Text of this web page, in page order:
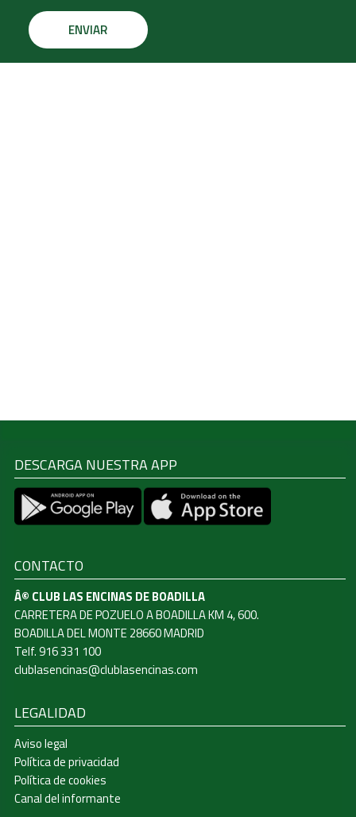
DESCARGA NUESTRA APP
CONTACTO
Â© CLUB LAS ENCINAS DE BOADILLA
CARRETERA DE POZUELO A BOADILLA KM 4, 600.
BOADILLA DEL MONTE 28660 MADRID
Telf. 916 331 100
clublasencinas@clublasencinas.com
LEGALIDAD
Aviso legal
Política de privacidad
Política de cookies
Canal del informante